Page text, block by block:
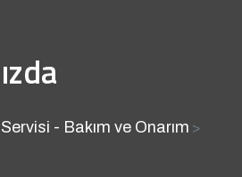
- Bakım ve Onarım >